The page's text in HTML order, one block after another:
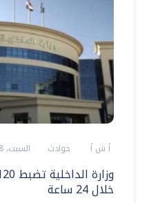
أ ش أ حوادث السبت، 08 اغسطس 2026 11:58 ص
خلال 24 ساعة